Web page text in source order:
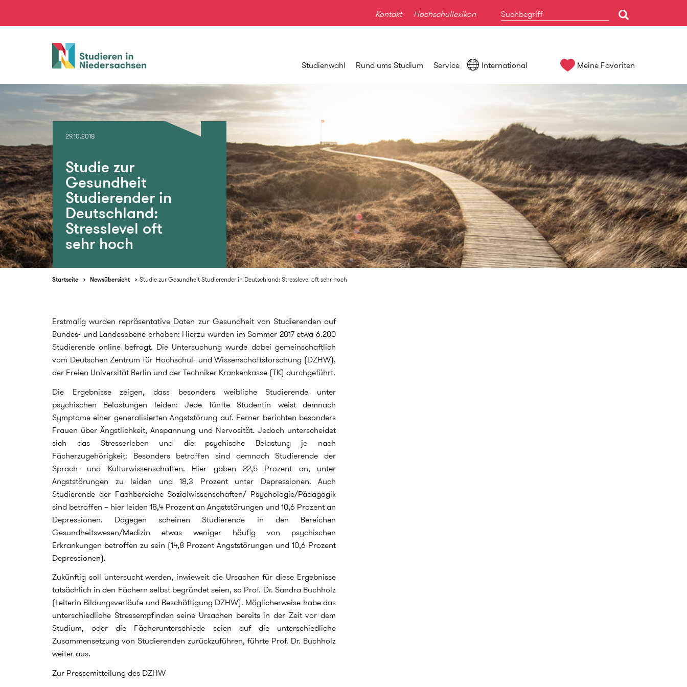
Kontakt Hochschullexikon
Studieren
in
Studienwahl Rund ums Studium Service International Meine Favoriten
29.10.2018
Studie zur
Gesundheit
Studierender in
Deutschland:
Stresslevel oft
sehr hoch
Startseite Newsübersicht Studie zur Gesundheit Studierender in Deutschland: Stresslevel oft sehr hoch
Erstmalig wurden repräsentative Daten zur Gesundheit von Studierenden auf
Bundes- und Landesebene erhoben: Hierzu wurden im Sommer 2017 etwa 6.200
Studierende online befragt. Die Untersuchung wurde dabei gemeinschaftlich
vom Deutschen Zentrum für Hochschul- und Wissenschaftsforschung (DZHW),
der Freien Universität Berlin und der Techniker Krankenkasse (TK) durchgeführt.
Die Ergebnisse zeigen, dass besonders weibliche Studierende unter
psychischen Belastungen leiden: Jede fünfte Studentin weist demnach
Symptome einer generalisierten Angststörung auf. Ferner berichten besonders
Frauen über Ängstlichkeit, Anspannung und Nervosität. Jedoch unterscheidet
sich das Stresserleben und die psychische Belastung je nach
Fächerzugehörigkeit: Besonders betroffen sind demnach Studierende der
Sprach- und Kulturwissenschaften. Hier gaben 22,5 Prozent an, unter
Angststörungen zu leiden und 18,3 Prozent unter Depressionen. Auch
Studierende der Fachbereiche Sozialwissenschaften/ Psychologie/Pädagogik
sind betroffen – hier leiden 18,4 Prozent an Angststörungen und 10,6 Prozent an
Depressionen. Dagegen scheinen Studierende in den Bereichen
Gesundheitswesen/Medizin etwas weniger häufig von psychischen
Erkrankungen betroffen zu sein (14,8 Prozent Angststörungen und 10,6 Prozent
Depressionen).
Zukünftig soll untersucht werden, inwieweit die Ursachen für diese Ergebnisse
tatsächlich in den Fächern selbst begründet seien, so Prof. Dr. Sandra Buchholz
(Leiterin Bildungsverläufe und Beschäftigung DZHW). Möglicherweise habe das
unterschiedliche Stressempfinden seine Ursachen bereits in der Zeit vor dem
Studium, oder die Fächerunterschiede seien auf die unterschiedliche
Zusammensetzung von Studierenden zurückzuführen, führte Prof. Dr. Buchholz
weiter aus.
Zur Pressemitteilung des DZHW